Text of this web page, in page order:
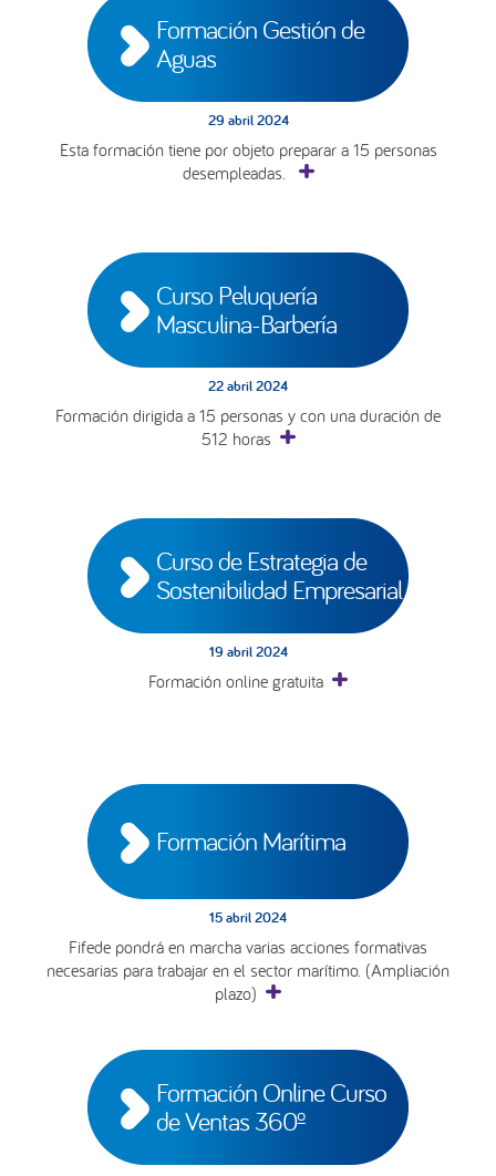
Formación Gestión de
Aguas
29 abril 2024
Esta formación tiene por objeto preparar a 15 personas
desempleadas.
Curso Peluquería
Masculina-Barbería
22 abril 2024
Formación dirigida a 15 personas y con una duración de
512 horas
Curso de Estrategia de
Sostenibilidad Empresarial
19 abril 2024
Formación online gratuita
Formación Marítima
15 abril 2024
Fifede pondrá en marcha varias acciones formativas
necesarias para trabajar en el sector marítimo. (Ampliación
plazo)
Formación Online Curso
de Ventas 360º